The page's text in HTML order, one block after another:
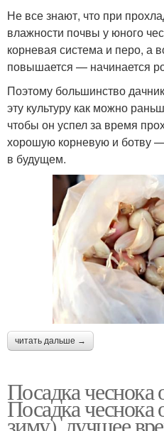
Не все знают, что при
влажности почвы у юного
корневая система и перо, а
повышается — начинается
Поэтому большинство
эту культуру как можно
чтобы он успел за время
хорошую корневую и ботву —
в будущем.
читать дальше →
Посадка
Посадка
зиму), лучшее